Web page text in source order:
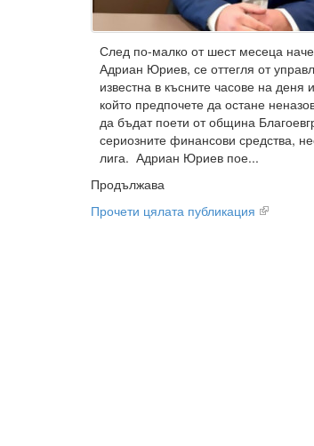
След по-малко от шест месеца
Адриан Юриев, се оттегля от
известна в късните часове на
който предпочете да остане
да бъдат поети от община
сериозните финансови средства,
лига. Адриан Юриев пое...
Продължава
Прочети цялата публикация